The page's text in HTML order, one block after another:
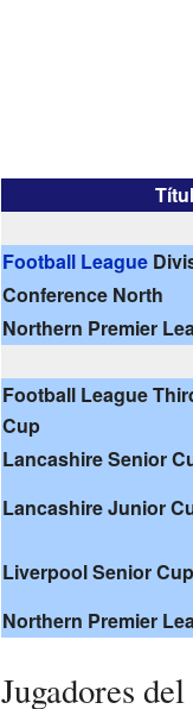
Football League
Conference North
Northern Premier
Football League
Cup
Lancashire Senior
Lancashire Junior
Liverpool Senior Cup
Northern Premier
Jugadores